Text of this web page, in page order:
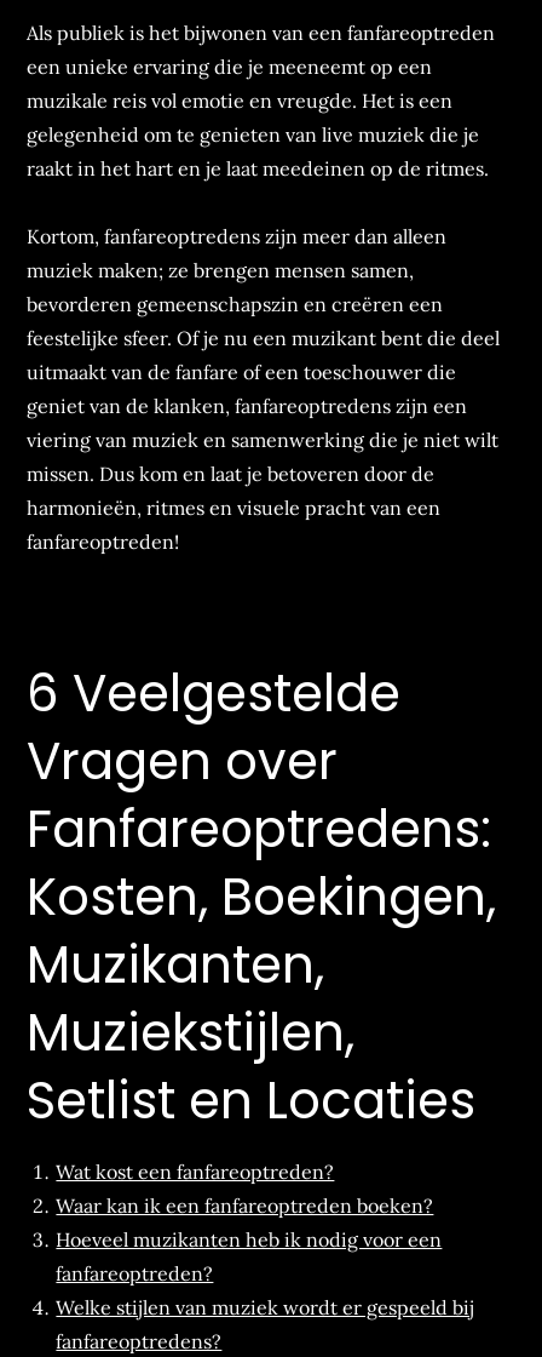
Als publiek is het bijwonen van een fanfareoptreden
een unieke ervaring die je meeneemt op een
muzikale reis vol emotie en vreugde. Het is een
gelegenheid om te genieten van live muziek die je
raakt in het hart en je laat meedeinen op de ritmes.
Kortom, fanfareoptredens zijn meer dan alleen
muziek maken; ze brengen mensen samen,
bevorderen gemeenschapszin en creëren een
feestelijke sfeer. Of je nu een muzikant bent die deel
uitmaakt van de fanfare of een toeschouwer die
geniet van de klanken, fanfareoptredens zijn een
viering van muziek en samenwerking die je niet wilt
missen. Dus kom en laat je betoveren door de
harmonieën, ritmes en visuele pracht van een
fanfareoptreden!
6 Veelgestelde
Vragen over
Fanfareoptredens:
Kosten, Boekingen,
Muzikanten,
Muziekstijlen,
Setlist en Locaties
Wat kost een fanfareoptreden?
Waar kan ik een fanfareoptreden boeken?
Hoeveel muzikanten heb ik nodig voor een
fanfareoptreden?
Welke stijlen van muziek wordt er gespeeld bij
fanfareoptredens?